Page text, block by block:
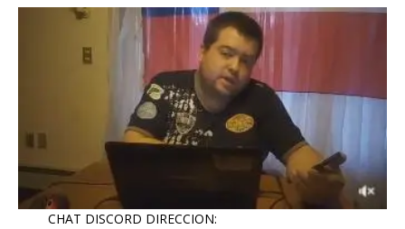
CHAT DISCORD DIRECCION: